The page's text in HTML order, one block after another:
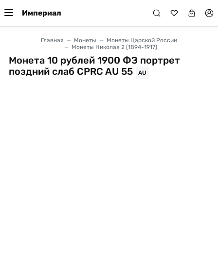
Империал
Главная Монеты
Монеты Царской России
Монеты Николая 2 (1894-1917)
Монета 10 рублей 1900 ФЗ портрет
поздний слаб CPRC AU 55
AU